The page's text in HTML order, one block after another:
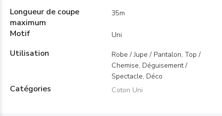
Longueur de coupe
maximum
35m
Motif Uni
Utilisation
Robe / Jupe / Pantalon, Top /
Chemise, Déguisement /
Spectacle, Déco
Catégories Coton Uni